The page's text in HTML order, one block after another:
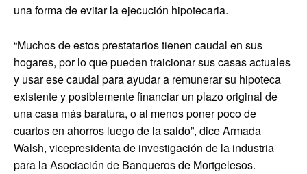
una forma de evitar la ejecución hipotecaria.
“Muchos de estos prestatarios tienen caudal en sus
hogares, por lo que pueden traicionar sus casas actuales
y usar ese caudal para ayudar a remunerar su hipoteca
existente y posiblemente financiar un plazo original de
una casa más baratura, o al menos poner poco de
cuartos en ahorros luego de la saldo”, dice Armada
Walsh, vicepresidenta de investigación de la industria
para la Asociación de Banqueros de Mortgelesos.